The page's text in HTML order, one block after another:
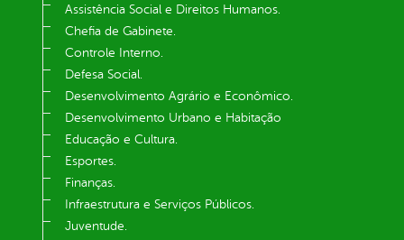
Assistência Social e Direitos Humanos.
Chefia de Gabinete.
Controle Interno.
Defesa Social.
Desenvolvimento Agrário e Econômico.
Desenvolvimento Urbano e Habitação
Educação e Cultura.
Esportes.
Finanças.
Infraestrutura e Serviços Públicos.
Juventude.